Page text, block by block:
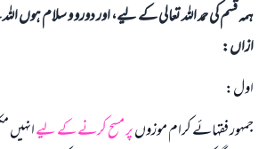
ہمہ قسم کی حمد اللہ تعالی کے لیے، اور دورو و سلام ہوں
ازاں:
اول:
جمہور فقہائے کرام موزوںپر مسح کرنے کے لیےانہیں